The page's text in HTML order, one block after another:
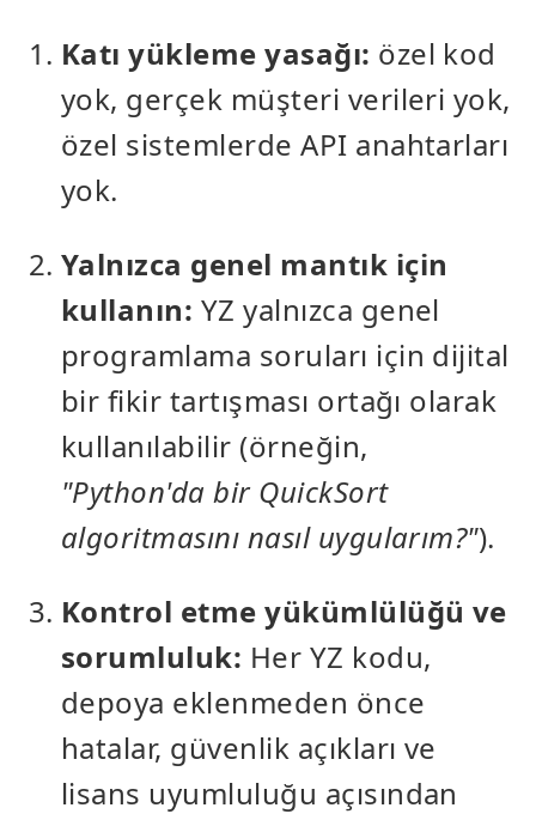
Katı yükleme yasağı: özel kod
yok, gerçek müşteri verileri yok,
özel sistemlerde API anahtarları
yok.
Yalnızca genel mantık için
kullanın: YZ yalnızca genel
programlama soruları için dijital
bir fikir tartışması ortağı olarak
kullanılabilir (örneğin,
"Python'da bir QuickSort
algoritmasını nasıl uygularım?").
Kontrol etme yükümlülüğü ve
sorumluluk: Her YZ kodu,
depoya eklenmeden önce
hatalar, güvenlik açıkları ve
lisans uyumluluğu açısından